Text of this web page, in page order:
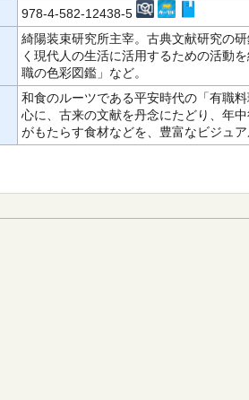
978-4-582-12438-5
綺陽装束研究所主宰。古典文献研究の
く現代人の生活に活用するための活動
職の色彩図鑑」など。
和食のルーツである平安時代の「有職
心に、古来の文献を丹念にたどり、年
がもたらす食材などを、豊富なビジュ